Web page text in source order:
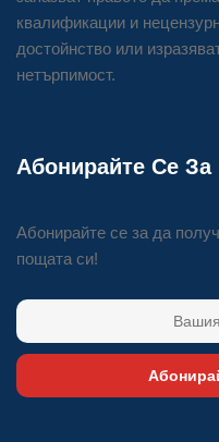
квалификации и
достойнство или
нетърпимост.
Абонирайте Се
Абонирайте се за да
пощата си!